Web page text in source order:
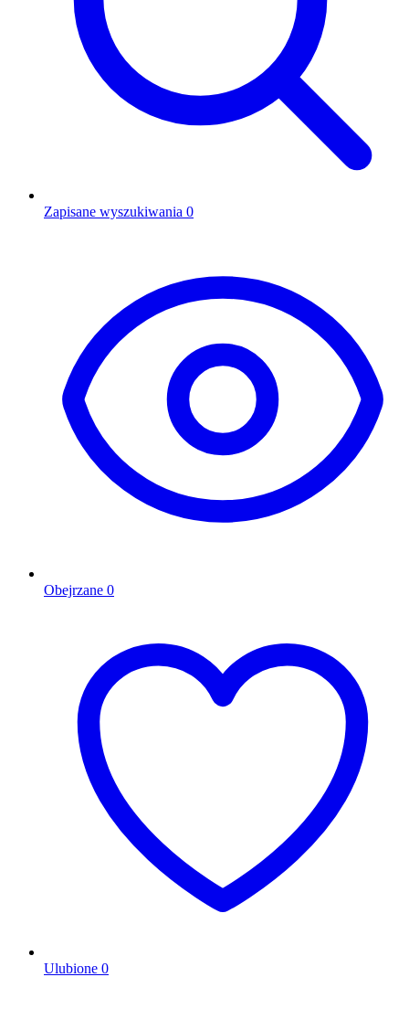
Zapisane wyszukiwania 0
Obejrzane 0
Ulubione 0